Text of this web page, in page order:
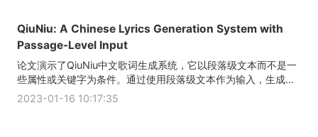
QiuNiu: A Chinese Lyrics Generation System with
Passage-Level Input
论文演示了QiuNiu中文歌词生成系统，它以段落级文本而不是一
些属性或关键字为条件。通过使用段落级文本作为输入，生成...
2023-01-16 10:17:35